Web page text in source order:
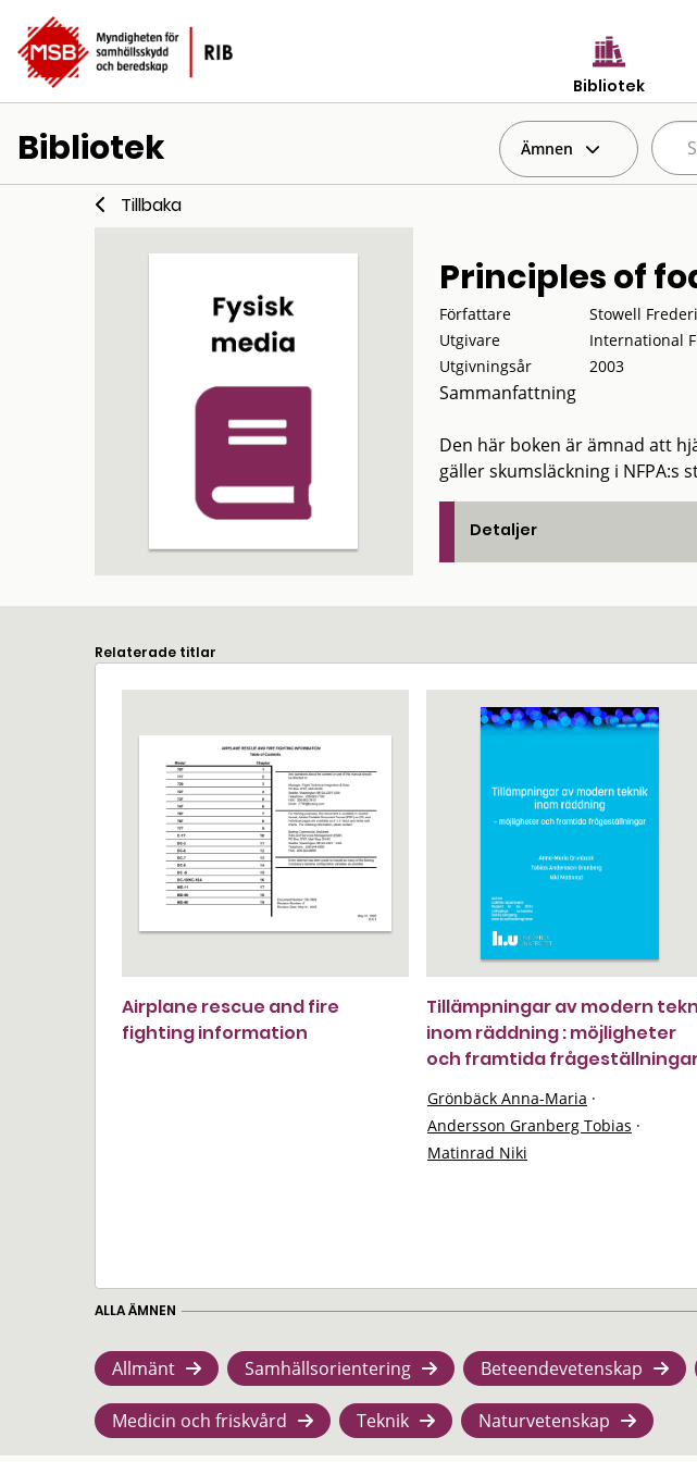
Bibliotek
Bibliotek Ämnen
Tillbaka
Principles of
Författare
Stowell
Utgivare
International
Utgivningsår
2003
Sammanfattning
Den här boken är ämnad att
gäller skumsläckning i NFPA:s
Detaljer
Relaterade titlar
Airplane rescue and fire
fighting information
Tillämpningar av modern
inom räddning : möjligheter
och framtida
Grönbäck Anna-Maria ·
Andersson Granberg Tobias ·
Matinrad Niki
ALLA ÄMNEN
Allmänt Samhällsorientering Beteendevetenskap
Medicin och friskvård Teknik Naturvetenskap